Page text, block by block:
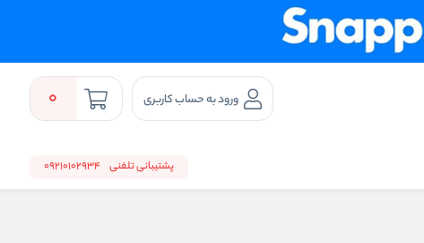
ورود به حساب کاربری 0
پشتیبانی تلفنی 09210102934